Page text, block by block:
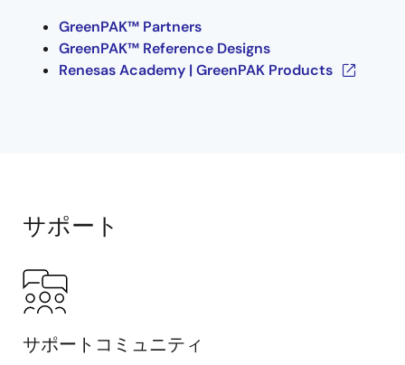
GreenPAK™ Partners
GreenPAK™ Reference Designs
Renesas Academy | GreenPAK Products
サポート
サポートコミュニティ